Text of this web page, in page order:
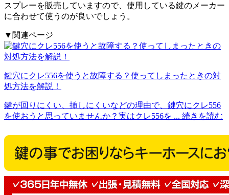
スプレーを販売していますので、使用している鍵のメーカー
に合わせて使うのが良いでしょう。
▼関連ページ
鍵穴にクレ556を使うと故障する？使ってしまったときの対
処方法を解説！
鍵が回りにくい、挿しにくいなどの理由で、鍵穴にクレ556
を使おうと思っていませんか？実はクレ556を ... 続きを読む